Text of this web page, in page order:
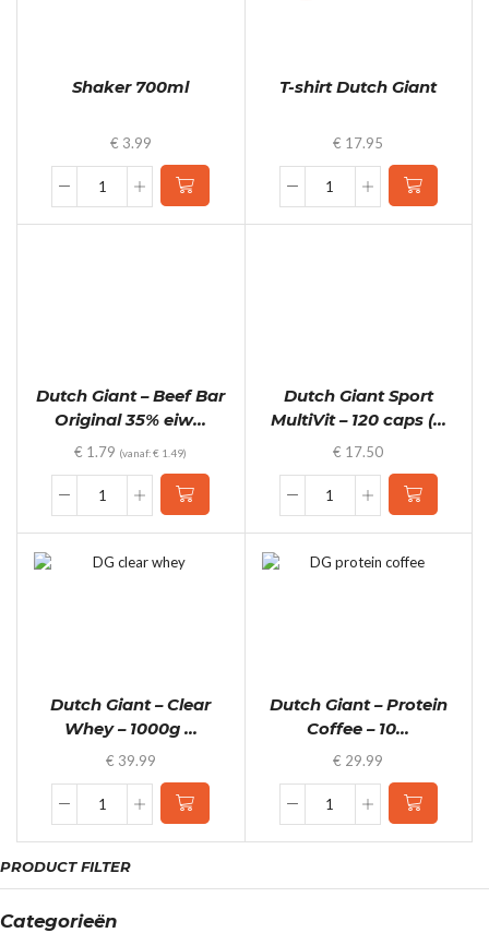
Shaker 700ml
€ 3.99
Shaker
T-shirt Dutch Giant
€ 17.95
T-
Dutch Giant – Beef Bar
Original 35% eiw...
€ 1.79 (vanaf:€ 1.49)
Dutch
Beef
Dutch Giant Sport
MultiVit – 120 caps (...
€ 17.50
Dutch
MultiVit
Dutch Giant – Clear
Whey – 1000g ...
€ 39.99
Dutch
Clear
Whey
-
Dutch Giant – Protein
Coffee – 10...
€ 29.99
Dutch
Coffee
PRODUCT FILTER
Categorieën